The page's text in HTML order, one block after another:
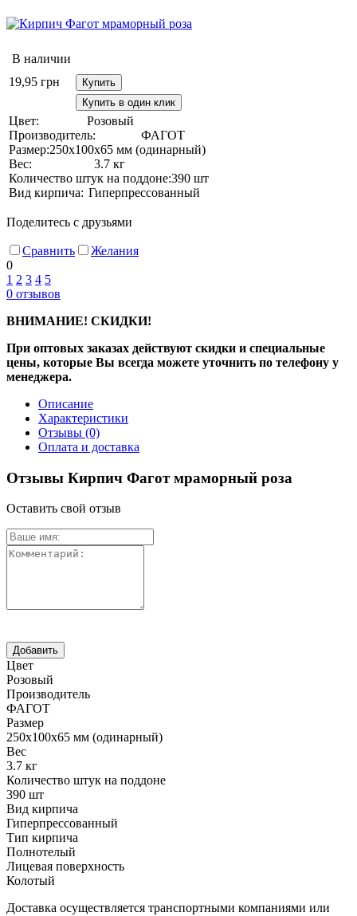
В наличии
19,95 грн
Купить
Купить в один клик
Цвет:
Розовый
Производитель:
ФАГОТ
Размер:250х100х65 мм (одинарный)
Вес:
3.7 кг
Количество штук на поддоне:390 шт
Вид кирпича: Гиперпрессованный
Поделитесь с друзьями
Сравнить
Желания
0
1 2 3 4 5
0 отзывов
ВНИМАНИЕ! СКИДКИ!
При оптовых заказах действуют скидки и специальные
цены, которые Вы всегда можете уточнить по телефону у
менеджера.
Описание
Характеристики
Отзывы (0)
Оплата и доставка
Отзывы Кирпич Фагот мраморный роза
Оставить свой отзыв
Цвет
Розовый
Производитель
ФАГОТ
Размер
250х100х65 мм (одинарный)
Вес
3.7 кг
Количество штук на поддоне
390 шт
Вид кирпича
Гиперпрессованный
Тип кирпича
Полнотелый
Лицевая поверхность
Колотый
Доставка осуществляется транспортными компаниями или